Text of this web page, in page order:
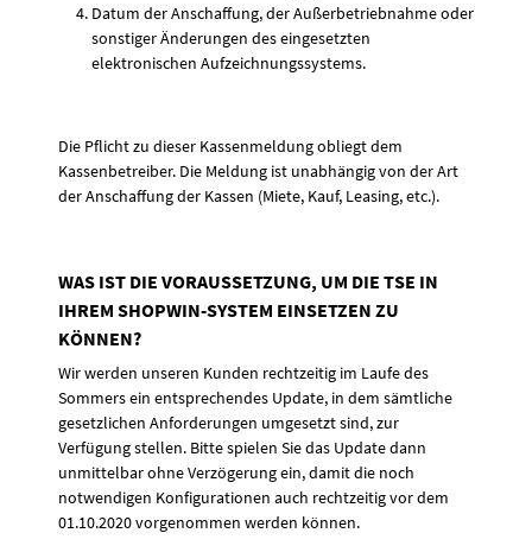
Datum der Anschaffung, der Außerbetriebnahme oder
sonstiger Änderungen des eingesetzten
elektronischen Aufzeichnungssystems.
Die Pflicht zu dieser Kassenmeldung obliegt dem
Kassenbetreiber. Die Meldung ist unabhängig von der Art
der Anschaffung der Kassen (Miete, Kauf, Leasing, etc.).
WAS IST DIE VORAUSSETZUNG, UM DIE TSE IN
IHREM SHOPWIN-SYSTEM EINSETZEN ZU
KÖNNEN?
Wir werden unseren Kunden rechtzeitig im Laufe des
Sommers ein entsprechendes Update, in dem sämtliche
gesetzlichen Anforderungen umgesetzt sind, zur
Verfügung stellen. Bitte spielen Sie das Update dann
unmittelbar ohne Verzögerung ein, damit die noch
notwendigen Konfigurationen auch rechtzeitig vor dem
01.10.2020 vorgenommen werden können.